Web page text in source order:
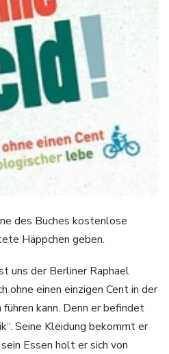
des Buches kostenlose
Häppchen geben.
uns der Berliner Raphael
ohne einen einzigen Cent in der
kann. Denn er befindet
Seine Kleidung bekommt er
Essen holt er sich von